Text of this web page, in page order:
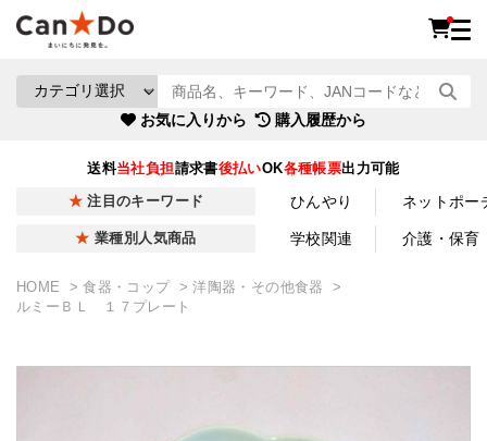
お気に入りから 購入履歴から
送料当社負担請求書後払いOK各種帳票出力可能
注目のキーワード ひんやり ネットポー
業種別人気商品 学校関連 介護・保育
HOME 食器・コップ
洋陶器・その他食器
ルミーＢＬ １７プレート